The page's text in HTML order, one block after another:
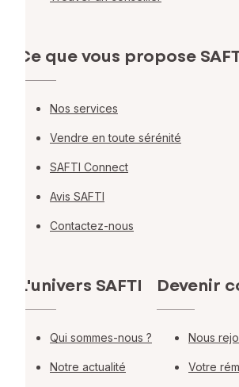
Ce que vous propose
Nos services
Vendre en toute sérénité
SAFTI Connect
Avis SAFTI
Contactez-nous
L'univers SAFTI
Qui sommes-nous ?
Notre actualité
Devenir
Nous
Votre